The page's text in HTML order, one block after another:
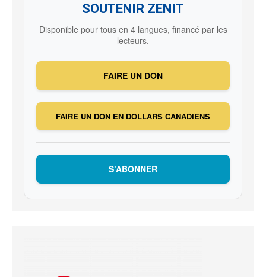
SOUTENIR ZENIT
Disponible pour tous en 4 langues, financé par les
lecteurs.
FAIRE UN DON
FAIRE UN DON EN DOLLARS CANADIENS
S’ABONNER